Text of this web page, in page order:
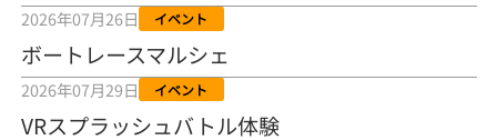
【ボートレース】12R優勝戦のスタート特訓実施 初Ｖ目指す宮崎心
之介の仕上がり上々／常滑 - 日刊スポーツ
2026年08月04日
【とこなめボート ルーキーシリーズ第15戦】荒木颯斗 当地フレッシ
2026年07月26日 イベント
ボートレースマルシェ
2026年07月29日 イベント
VRスプラッシュバトル体験